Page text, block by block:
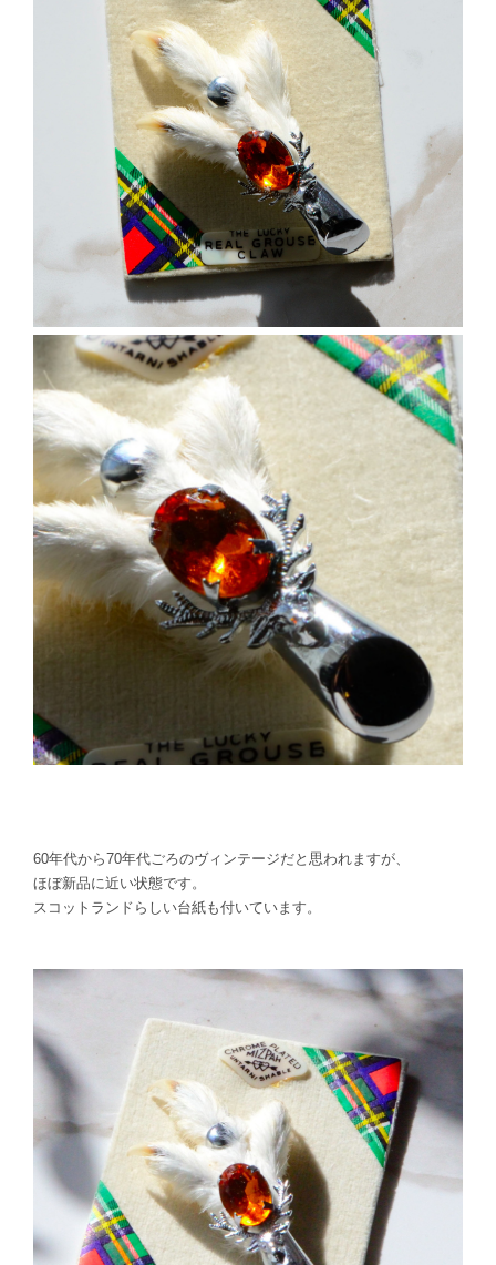
60年代から70年代ごろのヴィンテージだと思われますが、
ほぼ新品に近い状態です。
スコットランドらしい台紙も付いています。